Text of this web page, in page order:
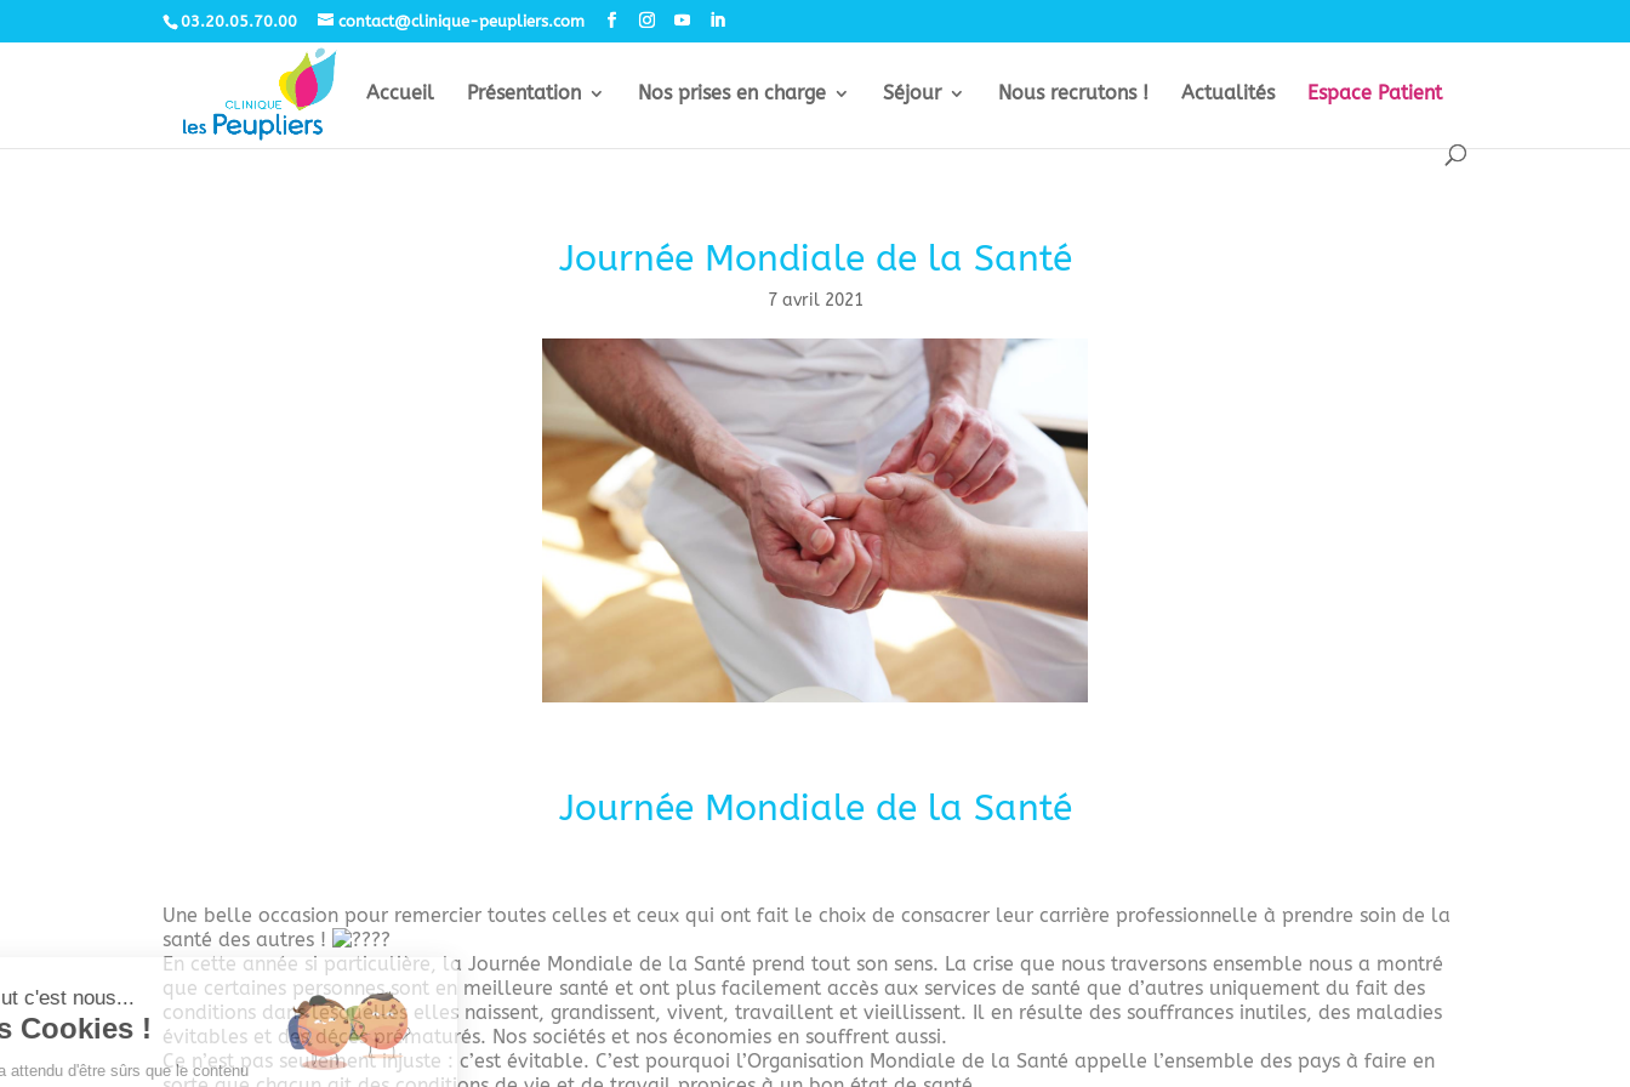
03.20.05.70.00 contact@clinique-peupliers.com
Accueil Présentation Nos prises en charge Séjour Nous recrutons ! Actualités Espace Patient
Journée Mondiale de la Santé
7 avril 2021
Journée Mondiale de la Santé
Une belle occasion pour remercier toutes celles et ceux qui ont fait le choix de consacrer leur carrière professionnelle à prendre soin de la
santé des autres !
En cette année si particulière, la Journée Mondiale de la Santé prend tout son sens. La crise que nous traversons ensemble nous a montré
que certaines personnes sont en meilleure santé et ont plus facilement accès aux services de santé que d’autres uniquement du fait des
conditions dans lesquelles elles naissent, grandissent, vivent, travaillent et vieillissent. Il en résulte des souffrances inutiles, des maladies
évitables et des décès prématurés. Nos sociétés et nos économies en souffrent aussi.
Ce n’est pas seulement injuste : c’est évitable. C’est pourquoi l’Organisation Mondiale de la Santé appelle l’ensemble des pays à faire en
Salut c'est nous...
les Cookies !
On a attendu d'être sûrs que le contenu